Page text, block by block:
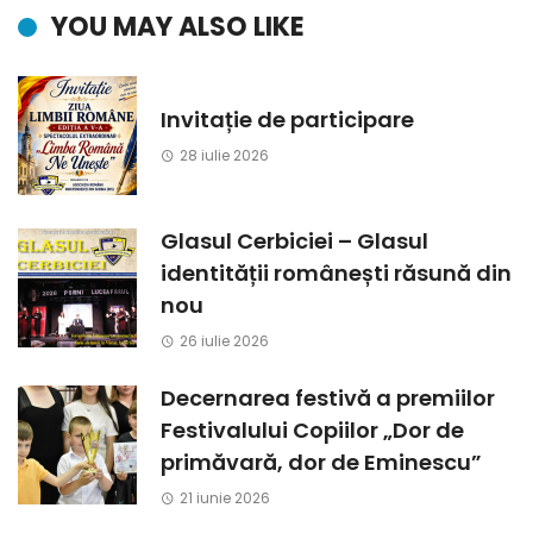
YOU MAY ALSO LIKE
Invitație de participare
28 iulie 2026
Glasul Cerbiciei – Glasul
identității românești răsună din
nou
26 iulie 2026
Decernarea festivă a premiilor
Festivalului Copiilor „Dor de
primăvară, dor de Eminescu”
21 iunie 2026